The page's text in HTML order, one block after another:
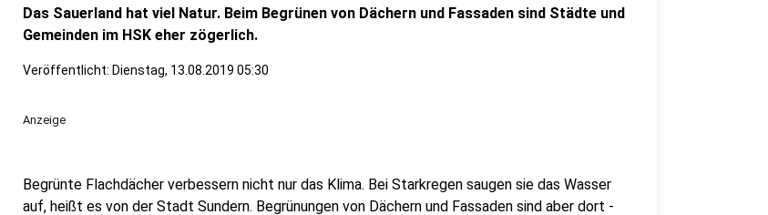
Das Sauerland hat viel Natur. Beim Begrünen von Dächern und Fassaden sind Städte und
Gemeinden im HSK eher zögerlich.
Veröffentlicht: Dienstag, 13.08.2019 05:30
Anzeige
Begrünte Flachdächer verbessern nicht nur das Klima. Bei Starkregen saugen sie das Wasser
auf, heißt es von der Stadt Sundern. Begrünungen von Dächern und Fassaden sind aber dort -